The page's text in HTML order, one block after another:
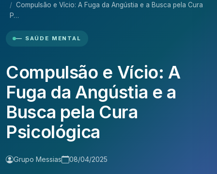
Compulsão e Vício: A Fuga da Angústia e a Busca pela Cura
P…
— SAÚDE MENTAL
Compulsão e Vício: A
Fuga da Angústia e a
Busca pela Cura
Psicológica
Grupo Messias 08/04/2025